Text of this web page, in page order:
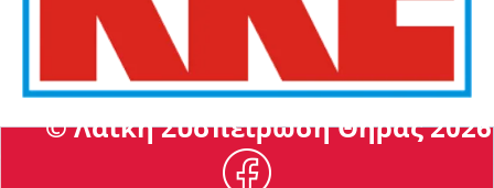
© Λαϊκή Συσπείρωση Θήρας 2026